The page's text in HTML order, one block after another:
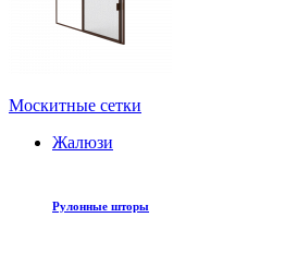
Москитные сетки
Жалюзи
Рулонные шторы